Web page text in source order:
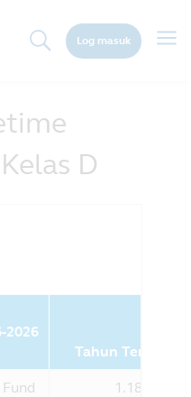
Log masuk
D
2026
Tahun Terkini
1.18%